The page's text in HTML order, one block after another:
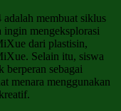
membuat siklus
ingin mengeksplorasi
dari plastisin,
Selain itu, siswa
berperan sebagai
menara menggunakan